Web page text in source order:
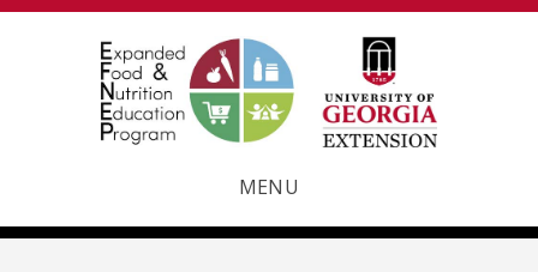
MENU